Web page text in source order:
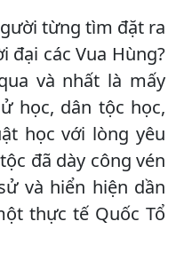
từng tìm đặt ra
đại các Vua Hùng?
và nhất là mấy
học, dân tộc học,
học với lòng yêu
đã dày công vén
và hiển hiện dần
thực tế Quốc Tổ